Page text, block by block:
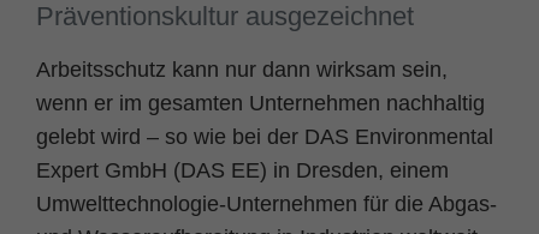
Präventionskultur ausgezeichnet
Arbeitsschutz kann nur dann wirksam sein,
wenn er im gesamten Unternehmen nachhaltig
gelebt wird – so wie bei der DAS Environmental
Expert GmbH (DAS EE) in Dresden, einem
Umwelttechnologie-Unternehmen für die Abgas-
Zweck
eines Benutzer-Logins die Session ID
wiedererkannt wird, um ihm Zugang zu
geschützten Bereichen zu gewähren.
Name PHPSESSID
php